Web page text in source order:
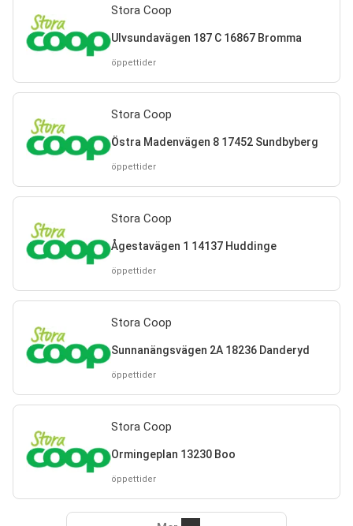
Stora Coop
Ulvsundavägen 187 C 16867 Bromma
öppettider
Stora Coop
Östra Madenvägen 8 17452 Sundbyberg
öppettider
Stora Coop
Ågestavägen 1 14137 Huddinge
öppettider
Stora Coop
Sunnanängsvägen 2A 18236 Danderyd
öppettider
Stora Coop
Ormingeplan 13230 Boo
öppettider